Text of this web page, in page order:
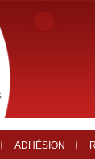
ADHÉSION